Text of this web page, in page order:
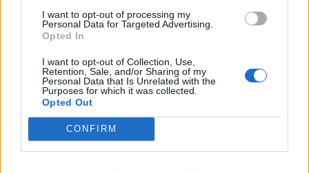
I want to opt-out of processing my
Personal Data for Targeted Advertising.
Opted In
I want to opt-out of Collection, Use,
Retention, Sale, and/or Sharing of my
Personal Data that Is Unrelated with the
Purposes for which it was collected.
Opted Out
CONFIRM